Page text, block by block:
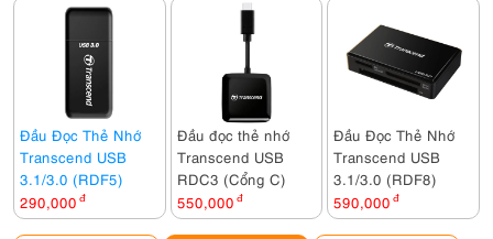
Đầu Đọc Thẻ Nhớ
Transcend USB
3.1/3.0 (RDF5)
290,000 đ
Đầu đọc thẻ nhớ
Transcend USB
RDC3 (Cổng C)
550,000 đ
Đầu Đọc Thẻ Nhớ
Transcend USB
3.1/3.0 (RDF8)
590,000 đ